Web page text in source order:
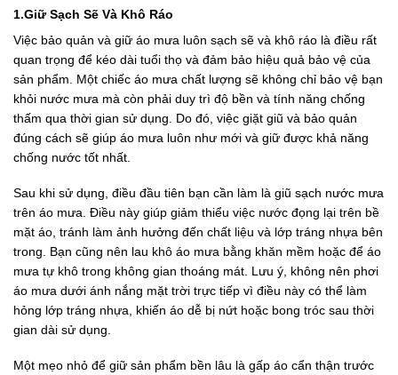
1.Giữ Sạch Sẽ Và Khô Ráo
Việc bảo quản và giữ áo mưa luôn sạch sẽ và khô ráo là điều rất
quan trọng để kéo dài tuổi thọ và đảm bảo hiệu quả bảo vệ của
sản phẩm. Một chiếc áo mưa chất lượng sẽ không chỉ bảo vệ bạn
khỏi nước mưa mà còn phải duy trì độ bền và tính năng chống
thấm qua thời gian sử dụng. Do đó, việc giặt giũ và bảo quản
đúng cách sẽ giúp áo mưa luôn như mới và giữ được khả năng
chống nước tốt nhất.
Sau khi sử dụng, điều đầu tiên bạn cần làm là giũ sạch nước mưa
trên áo mưa. Điều này giúp giảm thiểu việc nước đọng lại trên bề
mặt áo, tránh làm ảnh hưởng đến chất liệu và lớp tráng nhựa bên
trong. Bạn cũng nên lau khô áo mưa bằng khăn mềm hoặc để áo
mưa tự khô trong không gian thoáng mát. Lưu ý, không nên phơi
áo mưa dưới ánh nắng mặt trời trực tiếp vì điều này có thể làm
hỏng lớp tráng nhựa, khiến áo dễ bị nứt hoặc bong tróc sau thời
gian dài sử dụng.
Một mẹo nhỏ để giữ sản phẩm bền lâu là gấp áo cẩn thận trước